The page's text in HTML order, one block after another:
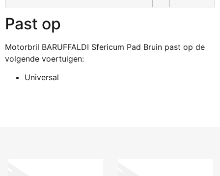
Past op
Motorbril BARUFFALDI Sfericum Pad Bruin past op de
volgende voertuigen:
Universal